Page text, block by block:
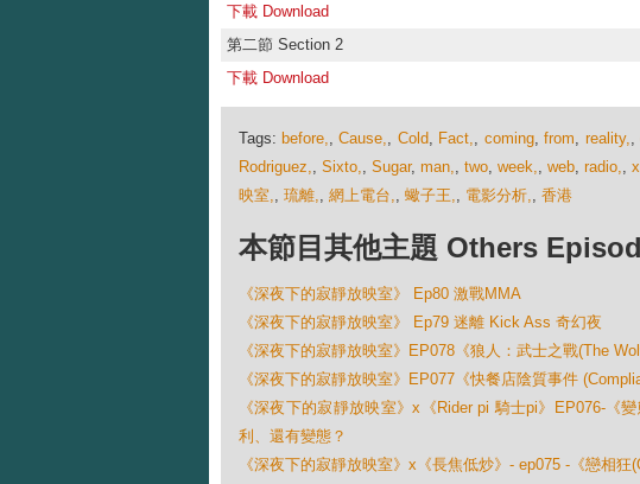
下載 Download
第二節 Section 2
下載 Download
Tags: before,,Cause,, Cold, Fact,, coming,from, reality,,
Rodriguez,, Sixto,, Sugar, man,, two, week,, web, radio,,
映室,, 琉離,, 網上電台,, 蠍子王,, 電影分析,, 香港
本節目其他主題 Others
《深夜下的寂靜放映室》 Ep80 激戰MMA
《深夜下的寂靜放映室》 Ep79 迷離 Kick Ass 奇幻夜
《深夜下的寂靜放映室》EP078《狼人：武士之戰(The
《深夜下的寂靜放映室》EP077《快餐店陰質事件
《深夜下的寂靜放映室》x《Rider pi 騎士pi》EP076-《
利、還有變態？
《深夜下的寂靜放映室》x《長焦低炒》- ep075 -《戀相狂